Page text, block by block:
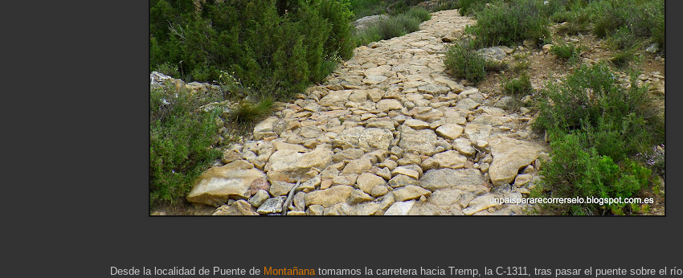
Desde la localidad de Puente de Montañana tomamos la carretera hacia Tremp, la C-1311, tras pasar el puente sobre el río